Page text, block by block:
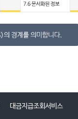
대금지급조회서비스